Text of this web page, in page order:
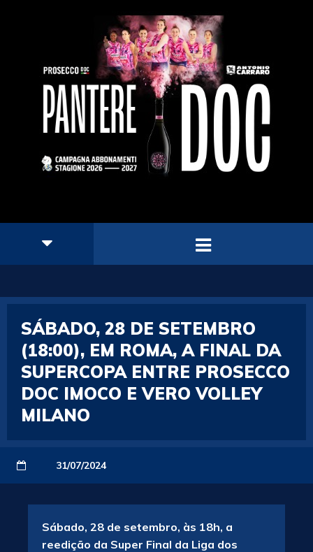
SÁBADO, 28 DE SETEMBRO
(18:00), EM ROMA, A FINAL DA
SUPERCOPA ENTRE PROSECCO
DOC IMOCO E VERO VOLLEY
MILANO
31/07/2024
Sábado, 28 de setembro, às 18h, a
reedição da Super Final da Liga dos